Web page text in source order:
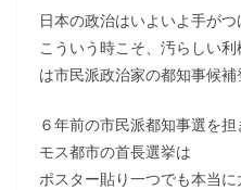
日本の政治はいよいよ手がつ
こういう時こそ、汚らしい
は市民派政治家の都知事候補
６年前の市民派都知事選を
モス都市の首長選挙は
ポスター貼り一つでも本当に